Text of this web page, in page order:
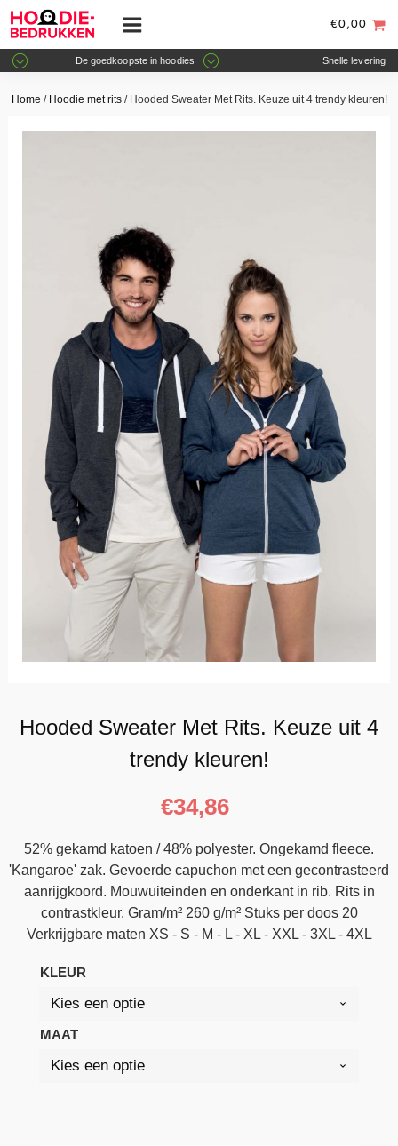
€0,00
De goedkoopste in hoodies Snelle levering
Home / Hoodie met rits/ Hooded Sweater Met Rits. Keuze uit 4 trendy kleuren!
Hooded Sweater Met Rits. Keuze uit 4
trendy kleuren!
€34,86
52% gekamd katoen / 48% polyester. Ongekamd fleece.
'Kangaroe' zak. Gevoerde capuchon met een gecontrasteerd
aanrijgkoord. Mouwuiteinden en onderkant in rib. Rits in
contrastkleur. Gram/m² 260 g/m² Stuks per doos 20
Verkrijgbare maten XS - S - M - L - XL - XXL - 3XL - 4XL
KLEUR
MAAT